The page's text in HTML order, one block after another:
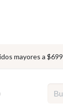
mayores a $699